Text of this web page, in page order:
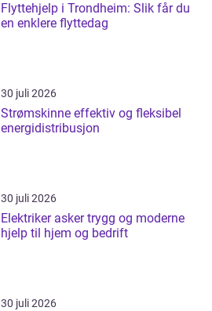
Flyttehjelp i Trondheim: Slik får du
en enklere flyttedag
30 juli 2026
Strømskinne effektiv og fleksibel
energidistribusjon
30 juli 2026
Elektriker asker trygg og moderne
hjelp til hjem og bedrift
30 juli 2026